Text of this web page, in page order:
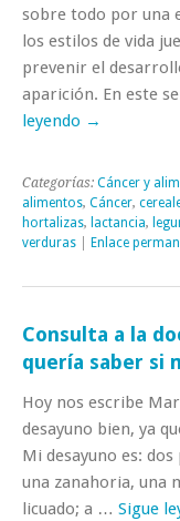
sobre todo por una
los estilos de vida
prevenir el
aparición. En este
leyendo →
Categorías: Cáncer y
alimentos, Cáncer,
hortalizas, lactancia,
verduras
Enlace
Consulta a la
quería saber si
Hoy nos escribe
desayuno bien, ya
Mi desayuno es:
una zanahoria, una
licuado; a … Sigue